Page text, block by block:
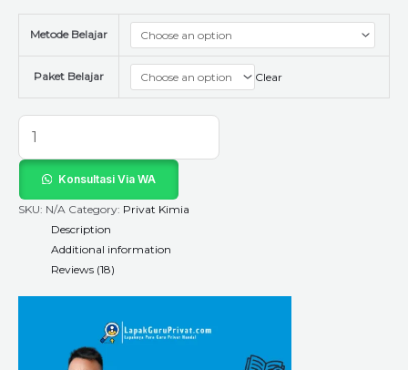
Metode Belajar
Paket Belajar Clear
Konsultasi Via WA
SKU: N/A Category: Privat Kimia
Description
Additional information
Reviews (18)